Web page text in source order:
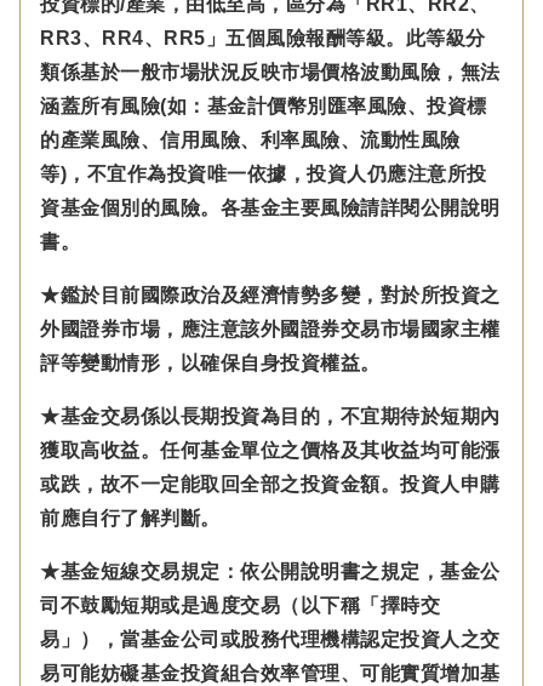
投資標的/產業，由低至高，區分為「RR1、RR2、
RR3、RR4、RR5」五個風險報酬等級。此等級分
類係基於一般市場狀況反映市場價格波動風險，無法
涵蓋所有風險(如：基金計價幣別匯率風險、投資標
的產業風險、信用風險、利率風險、流動性風險
等)，不宜作為投資唯一依據，投資人仍應注意所投
資基金個別的風險。各基金主要風險請詳閱公開說明
書。
★鑑於目前國際政治及經濟情勢多變，對於所投資之
外國證券市場，應注意該外國證券交易市場國家主權
評等變動情形，以確保自身投資權益。
★基金交易係以長期投資為目的，不宜期待於短期內
獲取高收益。任何基金單位之價格及其收益均可能漲
或跌，故不一定能取回全部之投資金額。投資人申購
前應自行了解判斷。
★基金短線交易規定：依公開說明書之規定，基金公
司不鼓勵短期或是過度交易（以下稱「擇時交
易」），當基金公司或股務代理機構認定投資人之交
易可能妨礙基金投資組合效率管理、可能實質增加基